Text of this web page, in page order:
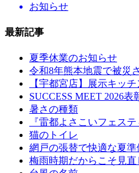
お知らせ
最新記事
夏季休業のお知らせ
令和8年熊本地震で被災
【宇都宮店】展示キッ
SUCCESS MEET 2026表
暑さの種類
『雷都よさこいフェス
猫のトイレ
網戸の張替で快適な夏準
梅雨時期だからこそ見直